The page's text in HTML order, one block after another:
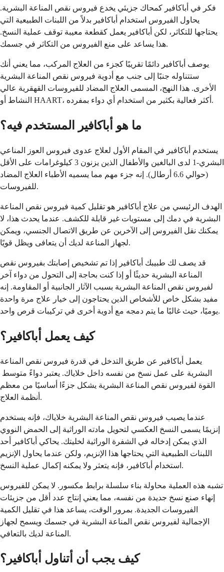
فكر في أباكافير كمحاك جزيئي يخدع فيروس نقص المناعة البشرية.
يحاول الفيروس استخدام أباكافير بدلاً من اللبنات الطبيعية التي
يحتاجها للتكاثر، لكن أباكافير يعمل كقطعة معيبة توقف عملية النسخ.
هذا يساعد على منع الفيروس من التكاثر في جسمك.
يوصف أباكافير دائمًا تقريبًا كجزء من العلاج المركب، مما يعني أنك
ستتناوله جنبًا إلى جنب مع أدوية فيروس نقص المناعة البشرية
الأخرى. هذا النهج، المسمى العلاج المضاد للفيروسات القهقرية عالي
النشاط أو HAART، أكثر فعالية بكثير من استخدام أي دواء بمفرده.
ما هو أباكافير المستخدم فيه؟
يستخدم أباكافير في المقام الأول لعلاج عدوى فيروس العوز المناعي
البشري-1 لدى البالغين والأطفال الذين يزنون 3 كيلوغرامات على الأقل
(حوالي 6.6 أرطال). إنه جزء مهم مما يسميه الأطباء العلاج المضاد
للفيروسات.
الهدف الرئيسي من علاج أباكافير هو تقليل كمية فيروس نقص المناعة
البشرية في دمك إلى مستويات غير قابلة للكشف. عندما يحدث هذا، لا
يمكنك نقل الفيروس إلى الآخرين عن طريق الاتصال الجنسي، ويمكن
لجهاز المناعة لديك أن يتعافى ويظل قويًا.
قد يصف لك طبيبك أباكافير إذا تم تشخيص إصابتك بفيروس نقص
المناعة البشرية حديثًا أو إذا كنت بحاجة إلى التحول من دواء آخر
لفيروس نقص المناعة البشرية بسبب الآثار الجانبية أو المقاومة. إنه
مفيد بشكل خاص للأشخاص الذين يحتاجون إلى خيار علاج مرة واحدة
يوميًا، حيث غالبًا ما يتم دمجه مع أدوية أخرى في تركيبات قرص واحد.
كيف يعمل أباكافير؟
يعمل أباكافير عن طريق التدخل في قدرة فيروس نقص المناعة
البشرية على عمل نسخ من نفسه داخل خلاياك. يعتبر دواءً متوسط ​​
القوة لفيروس نقص المناعة البشرية يشكل جزءًا أساسيًا من معظم
أنظمة العلاج.
عندما يصيب فيروس نقص المناعة البشرية خلاياك، فإنه يستخدم
إنزيمًا يسمى النسخ العكسي لتحويل مادته الوراثية إلى الحمض النووي
الذي يمكن إدخاله في الشفرة الوراثية لخليتك. يحاكي أباكافير أحد
اللبنات الطبيعية التي يحتاجها هذا الإنزيم، ولكن عندما يحاول الإنزيم
استخدام أباكافير، فإنه يتعثر ولا يمكنه إكمال عملية النسخ.
تشبه هذه العملية محاولة بناء سلسلة برابط مكسور. لا يمكن للفيروس
إنهاء صنع نسخ جديدة من نفسه، مما يعني إنتاج عدد أقل من جزيئات
الفيروسات الجديدة. بمرور الوقت، يساعد هذا في تقليل الكمية
الإجمالية لفيروس نقص المناعة البشرية في جسمك ويسمح لجهاز
المناعة لديك بالتعافي.
كيف يجب أن أتناول أباكافير؟